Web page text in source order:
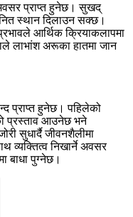
प्राप्त हुनेछ। सुखद्
स्थान दिलाउन सक्छ।
आर्थिक क्रियाकलापमा
लाभांश अरूका हातमा जान
प्राप्त हुनेछ। पहिलेको
प्रस्ताव आउनेछ भने
सुधार्दै जीवनशैलीमा
व्यक्तित्व निखार्ने अवसर
बाधा पुग्नेछ।